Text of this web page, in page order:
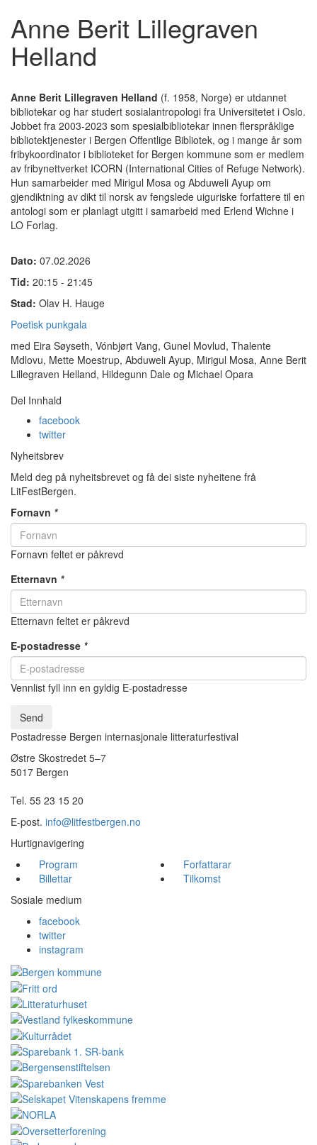
Anne Berit Lillegraven
Helland
Anne Berit Lillegraven Helland (f. 1958, Norge) er utdannet
bibliotekar og har studert sosialantropologi fra Universitetet i Oslo.
Jobbet fra 2003-2023 som spesialbibliotekar innen flerspråklige
bibliotektjenester i Bergen Offentlige Bibliotek, og i mange år som
fribykoordinator i biblioteket for Bergen kommune som er medlem
av fribynettverket ICORN (International Cities of Refuge Network).
Hun samarbeider med Mirigul Mosa og Abduweli Ayup om
gjendiktning av dikt til norsk av fengslede uiguriske forfattere til en
antologi som er planlagt utgitt i samarbeid med Erlend Wichne i
LO Forlag.
Dato: 07.02.2026
Tid: 20:15 - 21:45
Stad: Olav H. Hauge
​Poetisk punkgala
med Eira Søyseth, Vónbjørt Vang, Gunel Movlud, Thalente
Mdlovu, Mette Moestrup, Abduweli Ayup, Mirigul Mosa, Anne Berit
Lillegraven Helland, Hildegunn Dale og Michael Opara
Del Innhald
facebook
twitter
Nyheitsbrev
Meld deg på nyheitsbrevet og få dei siste nyheitene frå
LitFestBergen.
Fornavn *
Fornavn feltet er påkrevd
Etternavn *
Etternavn feltet er påkrevd
E-postadresse *
Vennlist fyll inn en gyldig E-postadresse
Send
Postadresse Bergen internasjonale litteraturfestival
Østre Skostredet 5–7
5017 Bergen
Tel. 55 23 15 20
E-post. info@litfestbergen.no
Hurtignavigering
Program
Forfattarar
Billettar
Tilkomst
Sosiale medium
facebook
twitter
instagram